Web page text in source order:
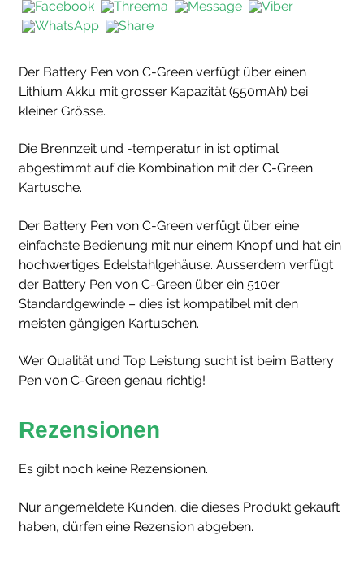
Der Battery Pen von C-Green verfügt über einen
Lithium Akku mit grosser Kapazität (550mAh) bei
kleiner Grösse.
Die Brennzeit und -temperatur in ist optimal
abgestimmt auf die Kombination mit der C-Green
Kartusche.
Der Battery Pen von C-Green verfügt über eine
einfachste Bedienung mit nur einem Knopf und hat ein
hochwertiges Edelstahlgehäuse. Ausserdem verfügt
der Battery Pen von C-Green über ein 510er
Standardgewinde – dies ist kompatibel mit den
meisten gängigen Kartuschen.
Wer Qualität und Top Leistung sucht ist beim Battery
Pen von C-Green genau richtig!
Rezensionen
Es gibt noch keine Rezensionen.
Nur angemeldete Kunden, die dieses Produkt gekauft
haben, dürfen eine Rezension abgeben.